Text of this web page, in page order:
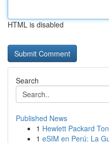
HTML is disabled
Search
Published News
1 Hewlett Packard
1 eSIM en Perú: La